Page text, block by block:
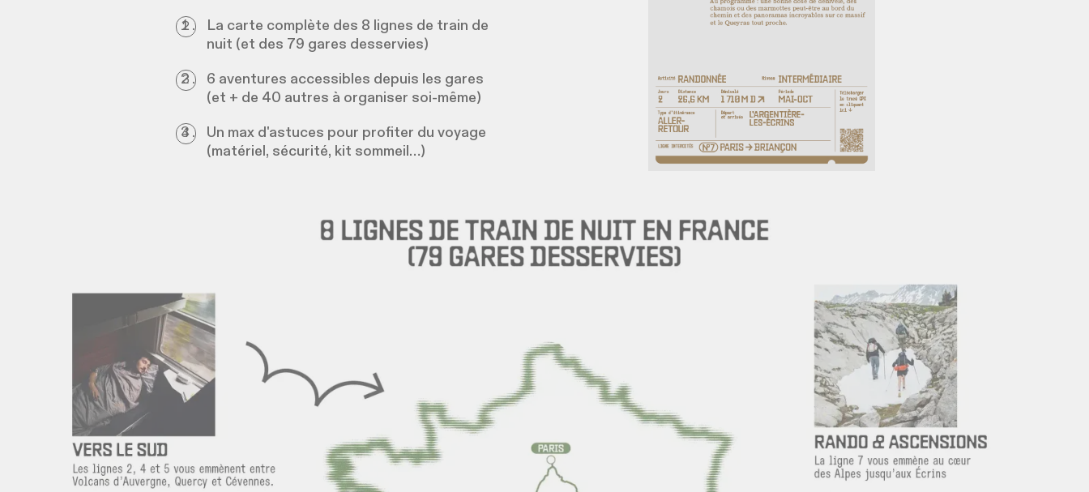
La carte complète des 8 lignes de train de
nuit (et des 79 gares desservies)
6 aventures accessibles depuis les gares
(et + de 40 autres à organiser soi-même)
Un max d'astuces pour profiter du voyage
(matériel, sécurité, kit sommeil…)